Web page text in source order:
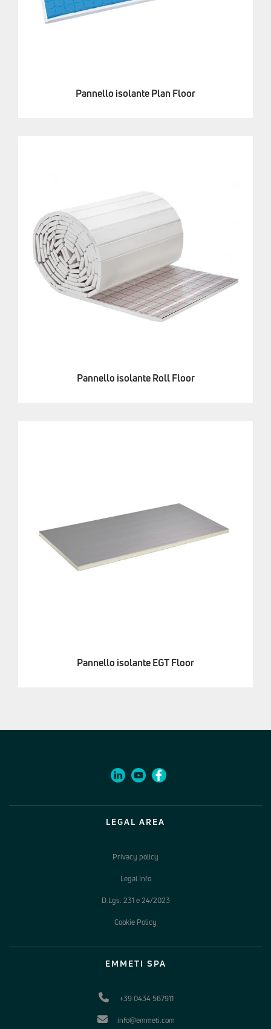
Pannello isolante Plan Floor
Pannello isolante Roll Floor
Pannello isolante EGT Floor
LEGAL AREA
Privacy policy
Legal Info
D.Lgs. 231 e 24/2023
Cookie Policy
EMMETI SPA
+39 0434 567911
info@emmeti.com